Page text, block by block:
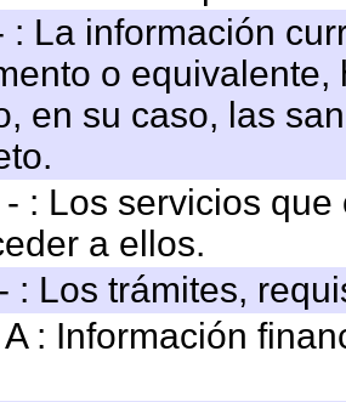
: La información
o
en su caso, las
: Los servicios
a ellos.
: Los trámites,
: Información